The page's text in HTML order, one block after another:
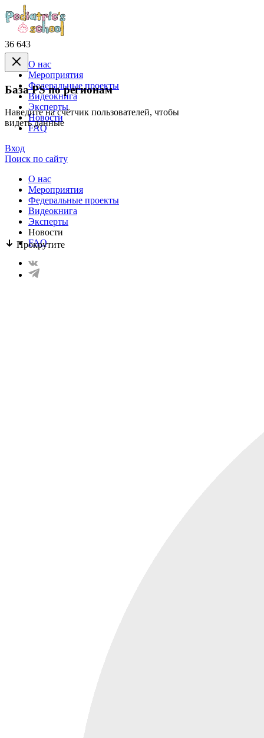
36 643
База PS по регионам
Наведите на счётчик пользователей, чтобы
видеть данные
Прокрутите
О нас
Mероприятия
Федеральные проекты
Видеокнига
Эксперты
Новости
FAQ
Вход
Поиск по сайту
О нас
Mероприятия
Федеральные проекты
Видеокнига
Эксперты
Новости
FAQ